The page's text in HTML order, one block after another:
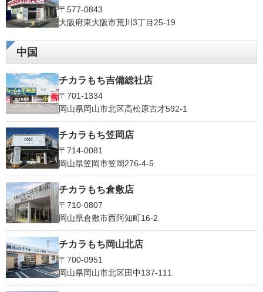
〒577-0843
大阪府東大阪市荒川3丁目25-19
中国
チカラもち吉備総社店
〒701-1334
岡山県岡山市北区高松原古才592-1
チカラもち笠岡店
〒714-0081
岡山県笠岡市笠岡276-4-5
チカラもち倉敷店
〒710-0807
岡山県倉敷市西阿知町16-2
チカラもち岡山北店
〒700-0951
岡山県岡山市北区田中137-111